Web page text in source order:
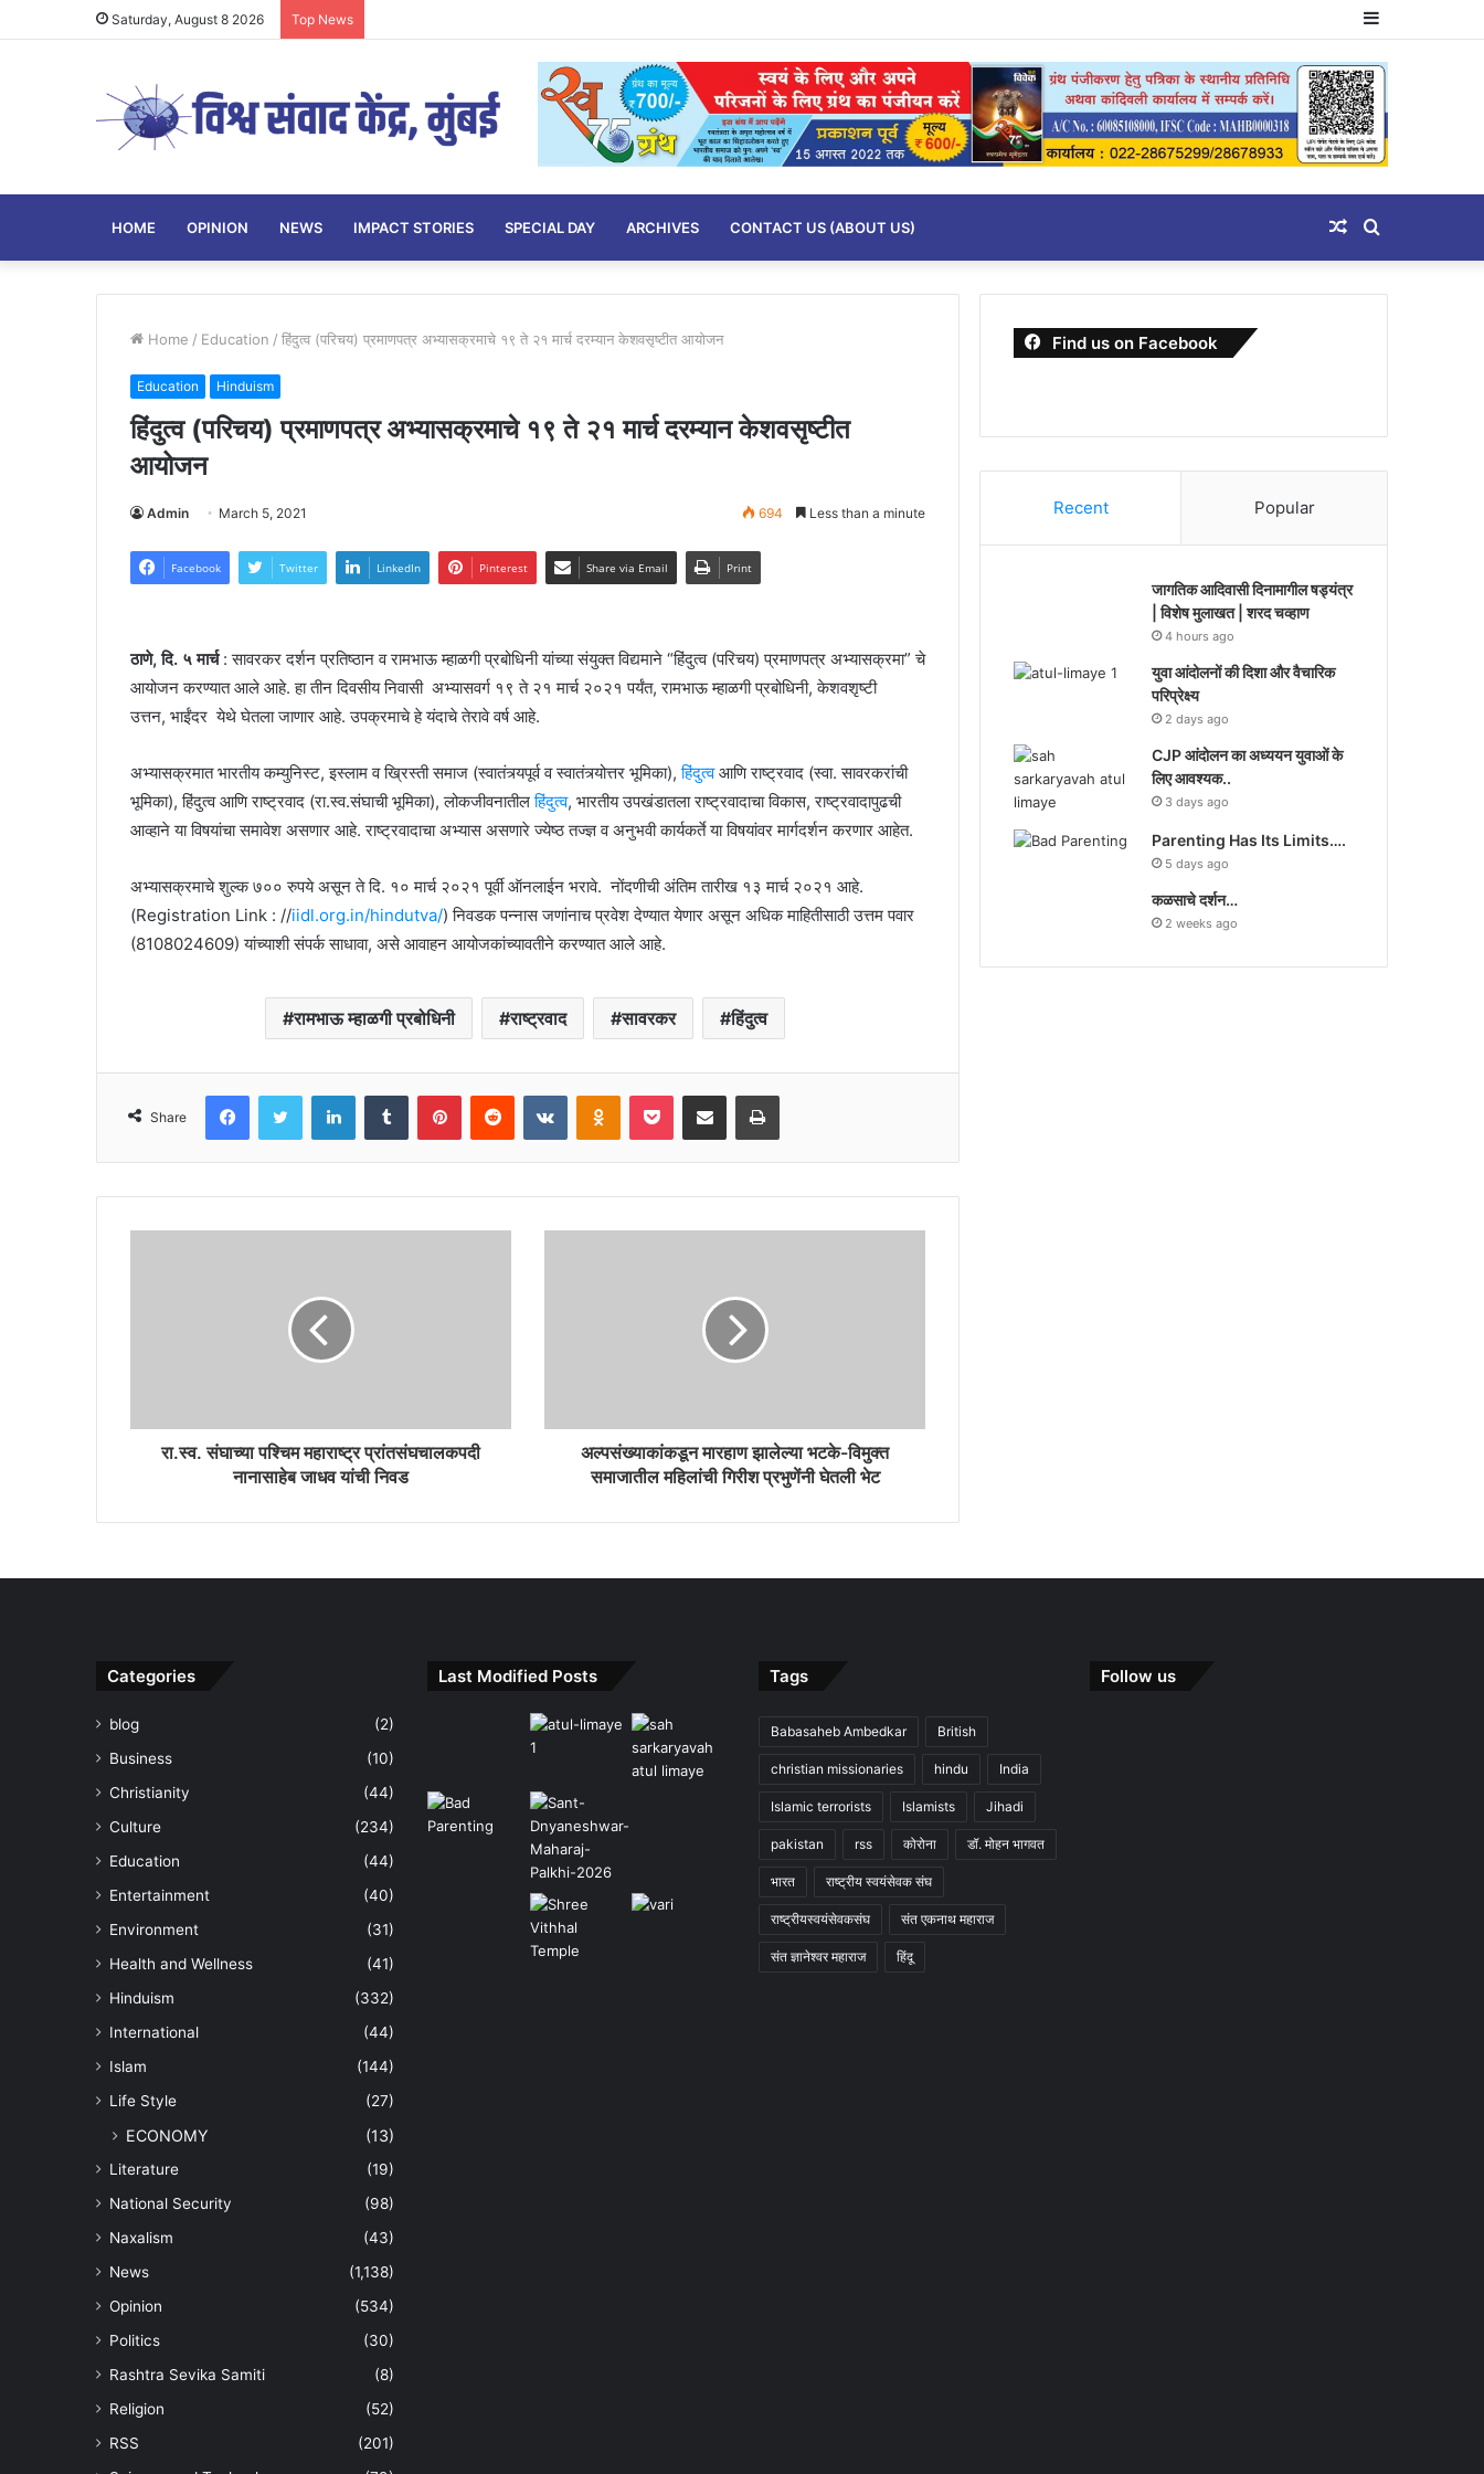
Saturday, August 8 2026 Top News Sidebar
HOME OPINION NEWS IMPACT STORIES SPECIAL DAY ARCHIVES CONTACT US (ABOUT US) Search
for
Random
Article
Home / Education / हिंदुत्व (परिचय) प्रमाणपत्र अभ्यासक्रमाचे १९ ते २१ मार्च दरम्यान केशवसृष्टीत आयोजन
Education Hinduism
हिंदुत्व (परिचय) प्रमाणपत्र अभ्यासक्रमाचे १९ ते २१ मार्च दरम्यान केशवसृष्टीत
आयोजन
Admin March 5, 2021 694 Less than a minute
Facebook Twitter LinkedIn Pinterest Share via Email Print
ठाणे, दि. ५ मार्च : सावरकर दर्शन प्रतिष्ठान व रामभाऊ म्हाळगी प्रबोधिनी यांच्या संयुक्त विद्यमाने “हिंदुत्व (परिचय) प्रमाणपत्र अभ्यासक्रमा” चे
आयोजन करण्यात आले आहे. हा तीन दिवसीय निवासी अभ्यासवर्ग १९ ते २१ मार्च २०२१ पर्यंत, रामभाऊ म्हाळगी प्रबोधिनी, केशवशृष्टी
उत्तन, भाईंदर येथे घेतला जाणार आहे. उपक्रमाचे हे यंदाचे तेरावे वर्ष आहे.
अभ्यासक्रमात भारतीय कम्युनिस्ट, इस्लाम व ख्रिस्ती समाज (स्वातंत्र्यपूर्व व स्वातंत्र्योत्तर भूमिका),हिंदुत्वआणि राष्ट्रवाद (स्वा. सावरकरांची
भूमिका), हिंदुत्व आणि राष्ट्रवाद (रा.स्व.संघाची भूमिका), लोकजीवनातीलहिंदुत्व, भारतीय उपखंडातला राष्ट्रवादाचा विकास, राष्ट्रवादापुढची
आव्हाने या विषयांचा समावेश असणार आहे. राष्ट्रवादाचा अभ्यास असणारे ज्येष्ठ तज्ज्ञ व अनुभवी कार्यकर्ते या विषयांवर मार्गदर्शन करणार आहेत.
अभ्यासक्रमाचे शुल्क ७०० रुपये असून ते दि. १० मार्च २०२१ पूर्वी ऑनलाईन भरावे. नोंदणीची अंतिम तारीख १३ मार्च २०२१ आहे.
(Registration Link : //iidl.org.in/hindutva/) निवडक पन्नास जणांनाच प्रवेश देण्यात येणार असून अधिक माहितीसाठी उत्तम पवार
(8108024609) यांच्याशी संपर्क साधावा, असे आवाहन आयोजकांच्यावतीने करण्यात आले आहे.
रामभाऊ म्हाळगी प्रबोधिनी राष्ट्रवाद सावरकर हिंदुत्व
Share
FacebookTwitter LinkedInTumblr PinterestReddit VKontakteOdnoklassniki
Pocket Share via Email Print
रा.स्व. संघाच्या पश्चिम महाराष्ट्र प्रांतसंघचालकपदी
नानासाहेब जाधव यांची निवड
अल्पसंख्याकांकडून मारहाण झालेल्या भटके-विमुक्त
समाजातील महिलांची गिरीश प्रभुणेंनी घेतली भेट
Find us on Facebook
Recent Popular
जागतिक आदिवासी दिनामागील षड्यंत्र
| विशेष मुलाखत | शरद चव्हाण
4 hours ago
युवा आंदोलनों की दिशा और वैचारिक
परिप्रेक्ष्य
2 days ago
CJP आंदोलन का अध्ययन युवाओं के
लिए आवश्यक..
3 days ago
Parenting Has Its Limits….
5 days ago
कळसाचे दर्शन…
2 weeks ago
Categories
blog
(2)
Business
(10)
Christianity
(44)
Culture
(234)
Education
(44)
Entertainment
(40)
Environment
(31)
Health and Wellness
(41)
Hinduism
(332)
International
(44)
Islam
(144)
Life Style
(27)
ECONOMY (13)
Literature
(19)
National Security
(98)
Naxalism
(43)
News
(1,138)
Opinion
(534)
Politics
(30)
Rashtra Sevika Samiti
(8)
Religion
(52)
RSS
(201)
Last Modified Posts Tags
Babasaheb Ambedkar British
christian missionaries hindu India
Islamic terrorists Islamists Jihadi
pakistan rss कोरोना डॉ. मोहन भागवत
भारत राष्ट्रीय स्वयंसेवक संघ
राष्ट्रीयस्वयंसेवकसंघ संत एकनाथ महाराज
संत ज्ञानेश्वर महाराज हिंदू
Follow us